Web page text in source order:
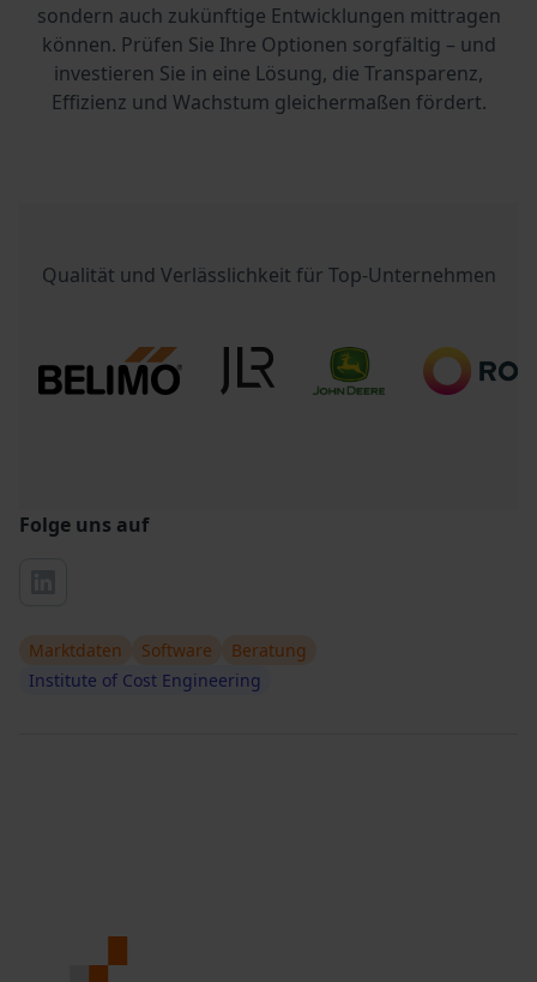
sondern auch zukünftige Entwicklungen mittragen
können. Prüfen Sie Ihre Optionen sorgfältig – und
investieren Sie in eine Lösung, die Transparenz,
Effizienz und Wachstum gleichermaßen fördert.
Qualität und Verlässlichkeit für Top-Unternehmen
Folge uns auf
Marktdaten Software
Beratung
Institute of Cost Engineering